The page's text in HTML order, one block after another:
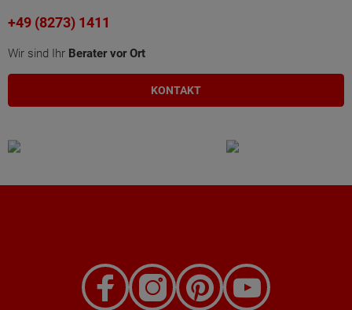
+49 (8273) 1411
Wir sind Ihr Berater vor Ort
KONTAKT